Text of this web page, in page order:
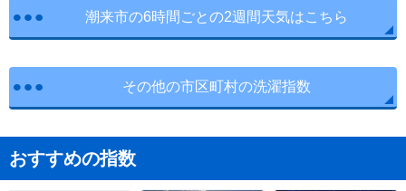
潮来市の6時間ごとの2週間天気はこちら
その他の市区町村の洗濯指数
おすすめの指数